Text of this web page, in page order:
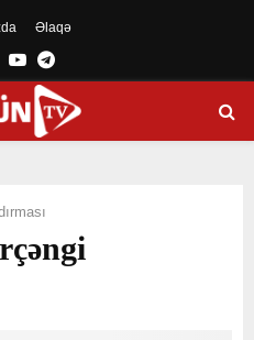
Əlaqə
YoutubeTelegram